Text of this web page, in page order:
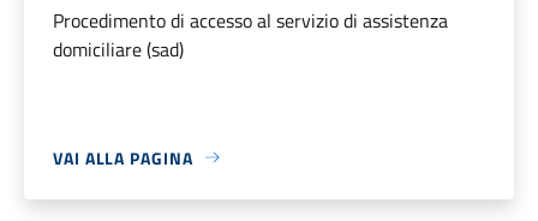
Procedimento di accesso al servizio di assistenza
domiciliare (sad)
VAI ALLA PAGINA